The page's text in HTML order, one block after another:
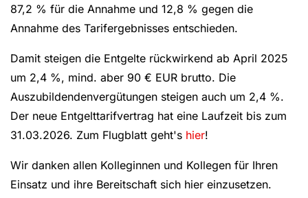
87,2 % für die Annahme und 12,8 % gegen die
Annahme des Tarifergebnisses entschieden.
Damit steigen die Entgelte rückwirkend ab April 2025
um 2,4 %, mind. aber 90 € EUR brutto. Die
Auszubildendenvergütungen steigen auch um 2,4 %.
Der neue Entgelttarifvertrag hat eine Laufzeit bis zum
31.03.2026. Zum Flugblatt geht's hier!
Wir danken allen Kolleginnen und Kollegen für Ihren
Einsatz und ihre Bereitschaft sich hier einzusetzen.